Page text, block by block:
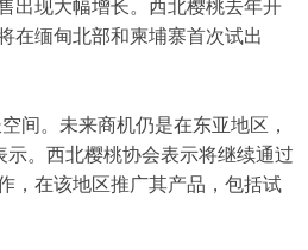
出现大幅增长。西北樱桃去年开
在缅甸北部和柬埔寨首次试出
间。未来商机仍是在东亚地区，
示。西北樱桃协会表示将继续通过
，在该地区推广其产品，包括试